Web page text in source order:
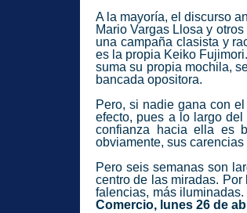
A la mayoría, el discurso
Mario Vargas Llosa y otros
una campaña clasista y
es la propia Keiko Fujimori
suma su propia mochila,
bancada opositora.
Pero, si nadie gana con
efecto, pues a lo largo
confianza hacia ella es
obviamente, sus
Pero seis semanas son
centro de las miradas.
falencias, más
Comercio, lunes 26 de